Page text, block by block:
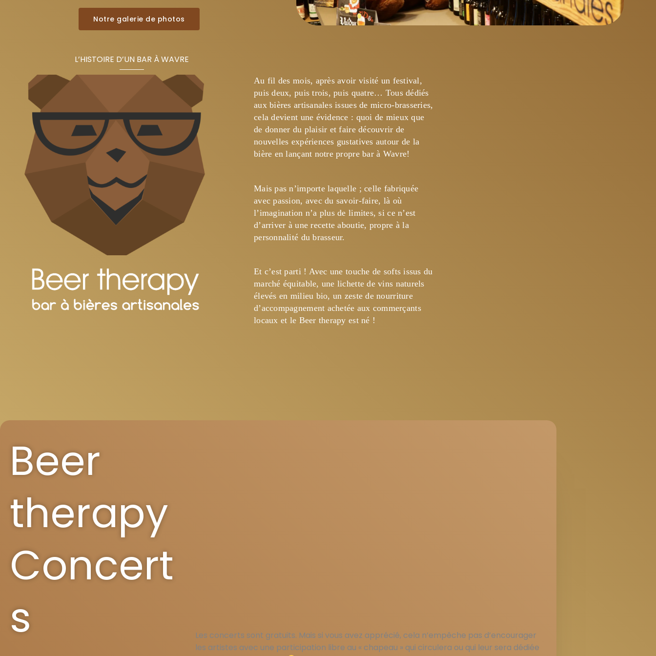
Notre galerie de photos
L’HISTOIRE D’UN BAR À WAVRE
Au fil des mois, après avoir visité un festival,
puis deux, puis trois, puis quatre… Tous dédiés
aux bières artisanales issues de micro-brasseries,
cela devient une évidence : quoi de mieux que
de donner du plaisir et faire découvrir de
nouvelles expériences gustatives autour de la
bière en lançant notre propre bar à Wavre!
Mais pas n’importe laquelle ; celle fabriquée
avec passion, avec du savoir-faire, là où
l’imagination n’a plus de limites, si ce n’est
d’arriver à une recette aboutie, propre à la
personnalité du brasseur.
Et c’est parti ! Avec une touche de softs issus du
marché équitable, une lichette de vins naturels
élevés en milieu bio, un zeste de nourriture
d’accompagnement achetée aux commerçants
locaux et le Beer therapy est né !
Beer
therapy
Concert
s
Les concerts sont gratuits. Mais si vous avez apprécié, cela n’empêche pas d’encourager
les artistes avec une participation libre au « chapeau » qui circulera ou qui leur sera dédiée